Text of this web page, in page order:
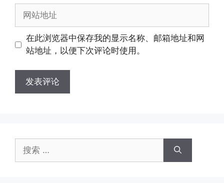
邮
址
址
在此浏览器中保存我的显示名称、邮箱地址和网
站地址，以便下次评论时使用。
索：